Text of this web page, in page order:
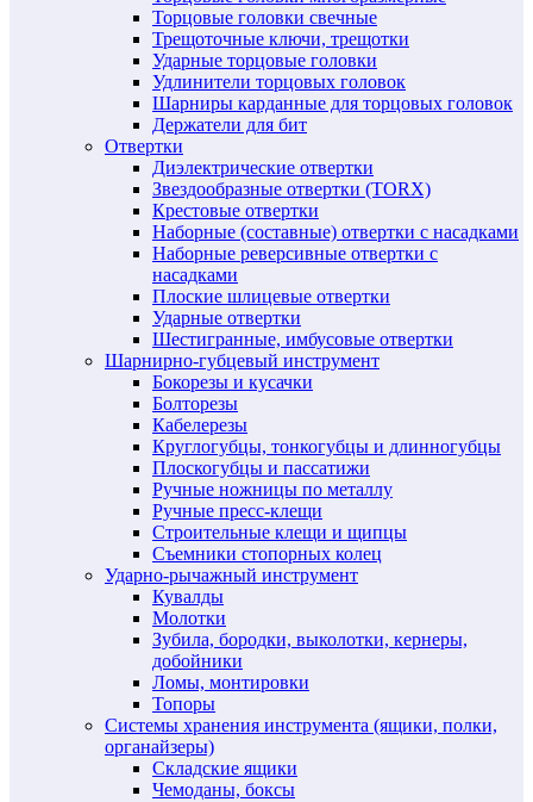
Торцовые головки свечные
Трещоточные ключи, трещотки
Ударные торцовые головки
Удлинители торцовых головок
Шарниры карданные для торцовых головок
Держатели для бит
Отвертки
Диэлектрические отвертки
Звездообразные отвертки (TORX)
Крестовые отвертки
Наборные (составные) отвертки с насадками
Наборные реверсивные отвертки с
насадками
Плоские шлицевые отвертки
Ударные отвертки
Шестигранные, имбусовые отвертки
Шарнирно-губцевый инструмент
Бокорезы и кусачки
Болторезы
Кабелерезы
Круглогубцы, тонкогубцы и длинногубцы
Плоскогубцы и пассатижи
Ручные ножницы по металлу
Ручные пресс-клещи
Строительные клещи и щипцы
Съемники стопорных колец
Ударно-рычажный инструмент
Кувалды
Молотки
Зубила, бородки, выколотки, кернеры,
добойники
Ломы, монтировки
Топоры
Системы хранения инструмента (ящики, полки,
органайзеры)
Складские ящики
Чемоданы, боксы